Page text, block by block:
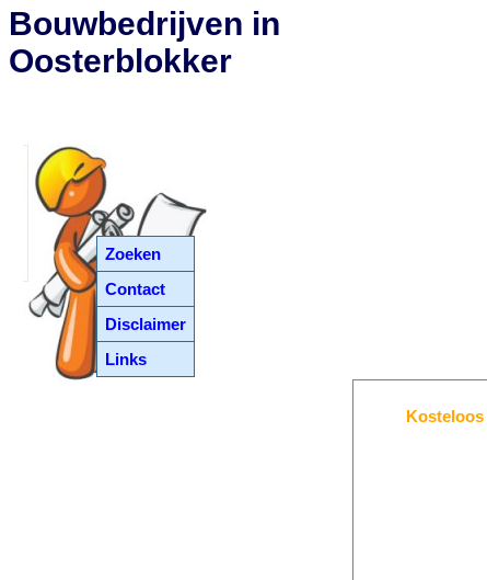
Zoeken
Contact
Disclaimer
Links
Bouwbedrijven in
Oosterblokker
Kosteloos